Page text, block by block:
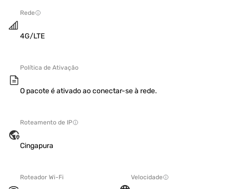
Rede
4G/LTE
Política de Ativação
O pacote é ativado ao conectar-se à rede.
Roteamento de IP
Cingapura
Roteador Wi-Fi Velocidade